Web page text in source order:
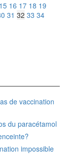
15 16 17 18 19
31 32 33 34
de vaccination
du paracétamol
impossible